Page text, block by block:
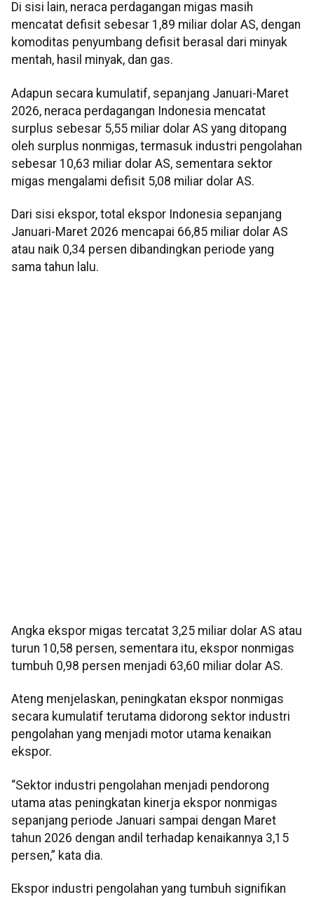
Di sisi lain, neraca perdagangan migas masih
mencatat defisit sebesar 1,89 miliar dolar AS, dengan
komoditas penyumbang defisit berasal dari minyak
mentah, hasil minyak, dan gas.
Adapun secara kumulatif, sepanjang Januari-Maret
2026, neraca perdagangan Indonesia mencatat
surplus sebesar 5,55 miliar dolar AS yang ditopang
oleh surplus nonmigas, termasuk industri pengolahan
sebesar 10,63 miliar dolar AS, sementara sektor
migas mengalami defisit 5,08 miliar dolar AS.
Dari sisi ekspor, total ekspor Indonesia sepanjang
Januari-Maret 2026 mencapai 66,85 miliar dolar AS
atau naik 0,34 persen dibandingkan periode yang
sama tahun lalu.
Angka ekspor migas tercatat 3,25 miliar dolar AS atau
turun 10,58 persen, sementara itu, ekspor nonmigas
tumbuh 0,98 persen menjadi 63,60 miliar dolar AS.
Ateng menjelaskan, peningkatan ekspor nonmigas
secara kumulatif terutama didorong sektor industri
pengolahan yang menjadi motor utama kenaikan
ekspor.
“Sektor industri pengolahan menjadi pendorong
utama atas peningkatan kinerja ekspor nonmigas
sepanjang periode Januari sampai dengan Maret
tahun 2026 dengan andil terhadap kenaikannya 3,15
persen,” kata dia.
Ekspor industri pengolahan yang tumbuh signifikan